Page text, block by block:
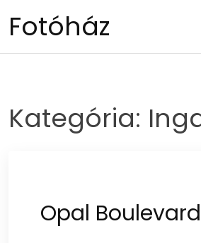
Fotóház
Kategória:
Opal Boulevard